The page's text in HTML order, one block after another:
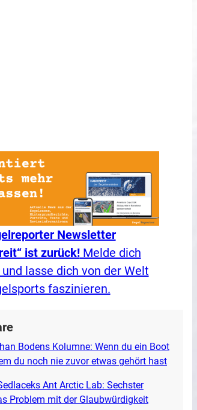
Newsletter
ist zurück!Melde dich
lasse dich von der Welt
faszinieren.
Bodens Kolumne: Wenn du ein Boot
du noch nie zuvor etwas gehört hast
Ant Arctic Lab: Sechster
Problem mit der Glaubwürdigkeit